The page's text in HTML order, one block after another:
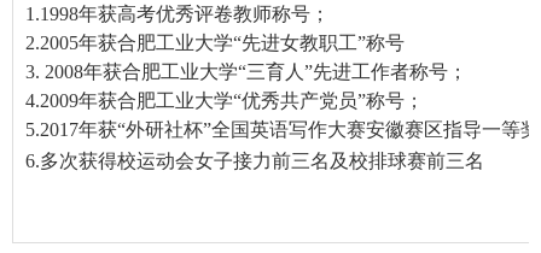
1.1998年获高考优秀评卷教师称号；
2.2005年获合肥工业大学“先进女教职工”称号
3. 2008年获合肥工业大学“三育人”先进工作者称号；
4.2009年获合肥工业大学“优秀共产党员”称号；
5.2017年获“外研社杯”全国英语写作大赛安徽赛区指导一等奖
6.多次获得校运动会女子接力前三名及校排球赛前三名